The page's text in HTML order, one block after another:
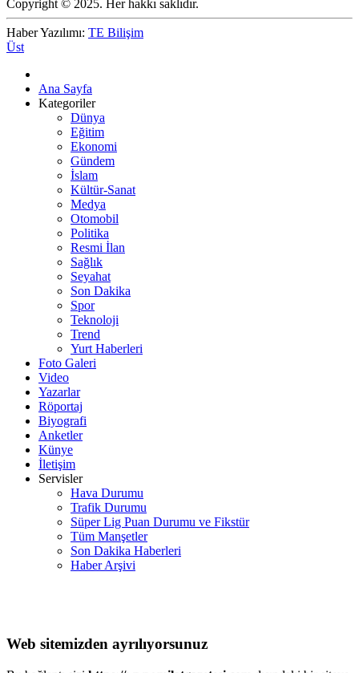
Copyright © 2025. Her hakkı saklıdır.
Haber Yazılımı: TE Bilişim
Üst
Ana Sayfa
Kategoriler
Dünya
Eğitim
Ekonomi
Gündem
İslam
Kültür-Sanat
Medya
Otomobil
Politika
Resmi İlan
Sağlık
Seyahat
Son Dakika
Spor
Teknoloji
Trend
Yurt Haberleri
Foto Galeri
Video
Yazarlar
Röportaj
Biyografi
Anketler
Künye
İletişim
Servisler
Hava Durumu
Trafik Durumu
Süper Lig Puan Durumu ve Fikstür
Tüm Manşetler
Son Dakika Haberleri
Haber Arşivi
Web sitemizden ayrılıyorsunuz